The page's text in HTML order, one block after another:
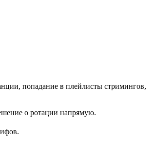
попадание в плейлисты стримингов,
о ротации напрямую.